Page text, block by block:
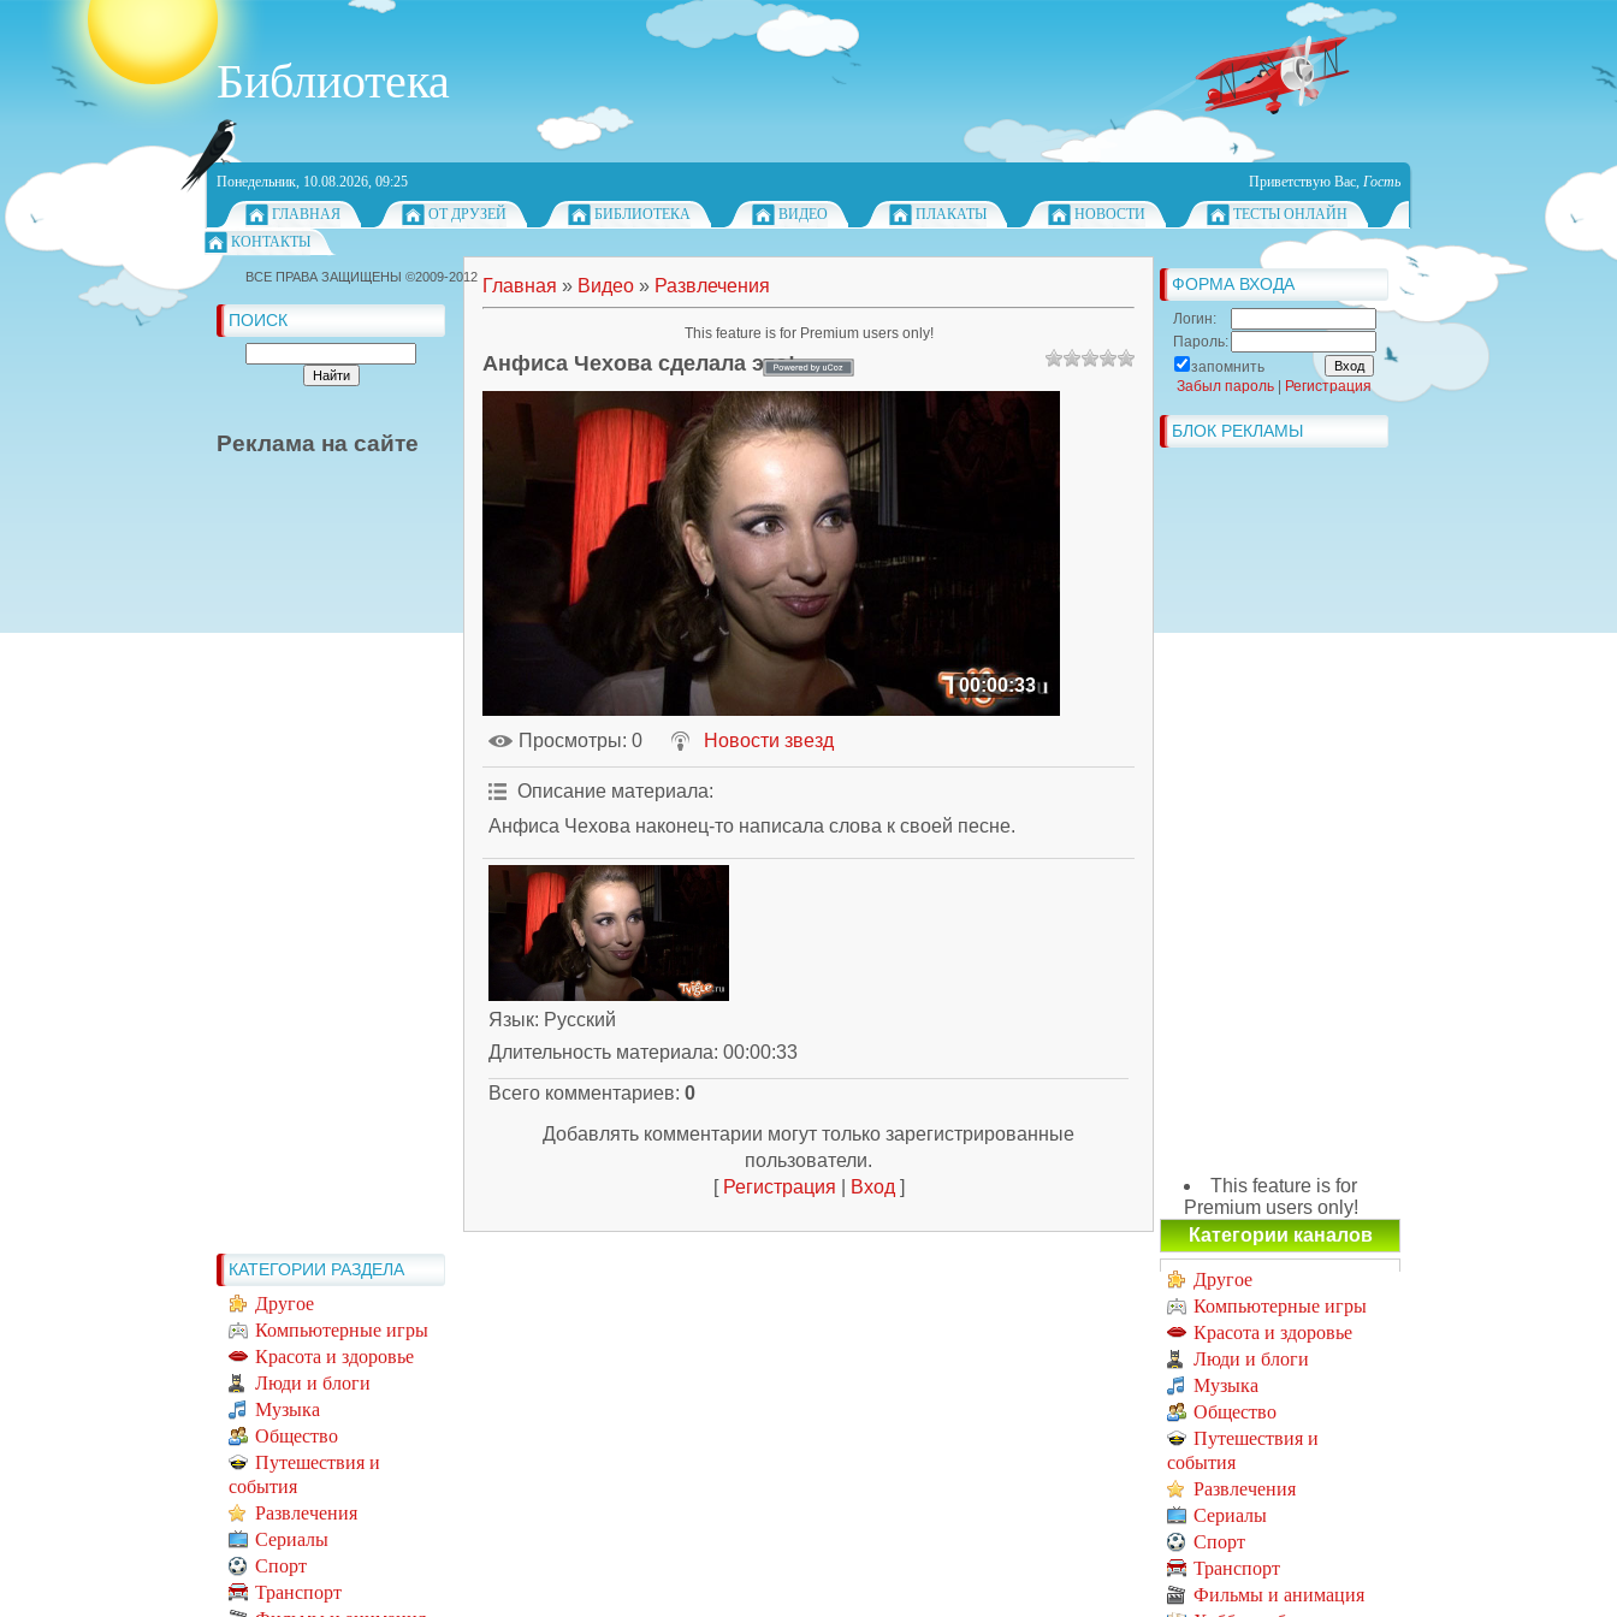
Библиотека
Понедельник, 10.08.2026, 09:25 Приветствую Вас, Гость
ГЛАВНАЯ
ОТ ДРУЗЕЙ БИБЛИОТЕКА ВИДЕО ПЛАКАТЫ НОВОСТИ
ТЕСТЫ ОНЛАЙН
КОНТАКТЫ
ПОИСК
Реклама на сайте
КАТЕГОРИИ РАЗДЕЛА
Другое
Компьютерные игры
Красота и здоровье
Люди и блоги
Музыка
Общество
Путешествия и
события
Развлечения
Сериалы
Спорт
Транспорт
Главная » Видео » Развлечения
Анфиса Чехова сделала это!
00:00:33
Просмотры: 0 Новости звезд
Описание материала:
Анфиса Чехова наконец-то написала слова к своей песне.
Язык: Русский
Длительность материала: 00:00:33
Всего комментариев: 0
Добавлять комментарии могут только зарегистрированные
пользователи.
[ Регистрация Вход ]
ФОРМА ВХОДА
Логин:
Пароль:
запомнить
Забыл пароль
Регистрация
БЛОК РЕКЛАМЫ
This feature is for
Premium users only!
Категории каналов
Другое
Компьютерные игры
Красота и здоровье
Люди и блоги
Музыка
Общество
Путешествия и
события
Развлечения
Сериалы
Спорт
Транспорт
Фильмы и анимация
ВСЕ ПРАВА ЗАЩИЩЕНЫ ©2009-2012
This feature is for Premium users only!